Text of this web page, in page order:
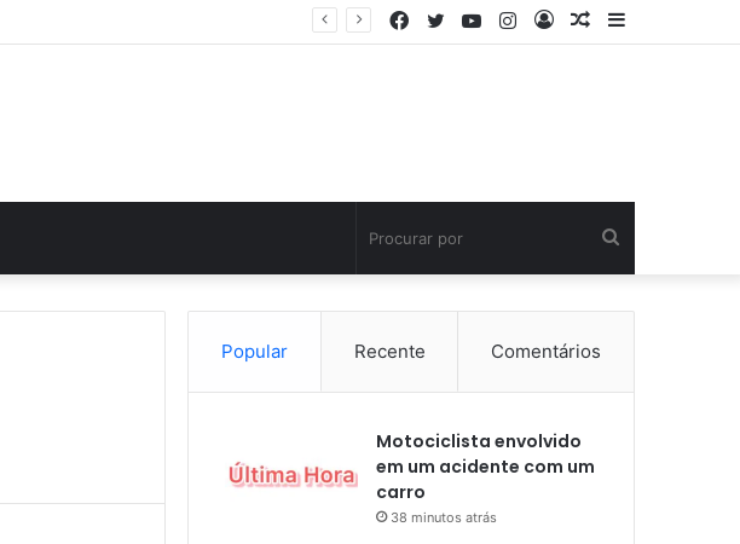
Barra
Artigo
Entrar
Instagram
YouTube
Twitter
Facebook
por
Popular Recente Comentários
Motociclista envolvido
em um acidente com um
carro
38 minutos atrás